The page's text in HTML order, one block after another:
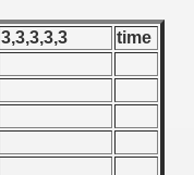
3,3,3,3,3
time